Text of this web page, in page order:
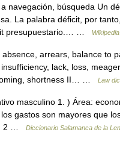
navegación, búsqueda Un
La palabra déficit, por
presupuestario.… …
arrears, balance to
lack, loss,
shortness II… …
Law
masculino 1. ) Área:
gastos son mayores que
2 …
Diccionario Salamanca de la